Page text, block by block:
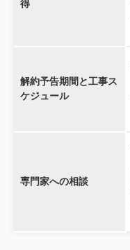
得
解約予告期間と工事ス
ケジュール
専門家への相談